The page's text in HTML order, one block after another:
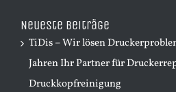
Neueste Beiträge
TiDis – Wir lösen
Jahren Ihr Partner für
Druckkopfreinigung